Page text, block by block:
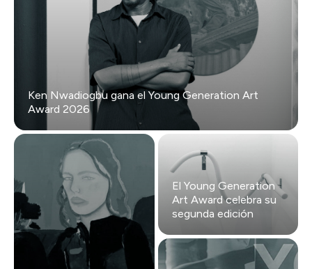
Ken Nwadiogbu gana el Young Generation Art
Award 2026
El Young Generation
Art Award celebra su
segunda edición